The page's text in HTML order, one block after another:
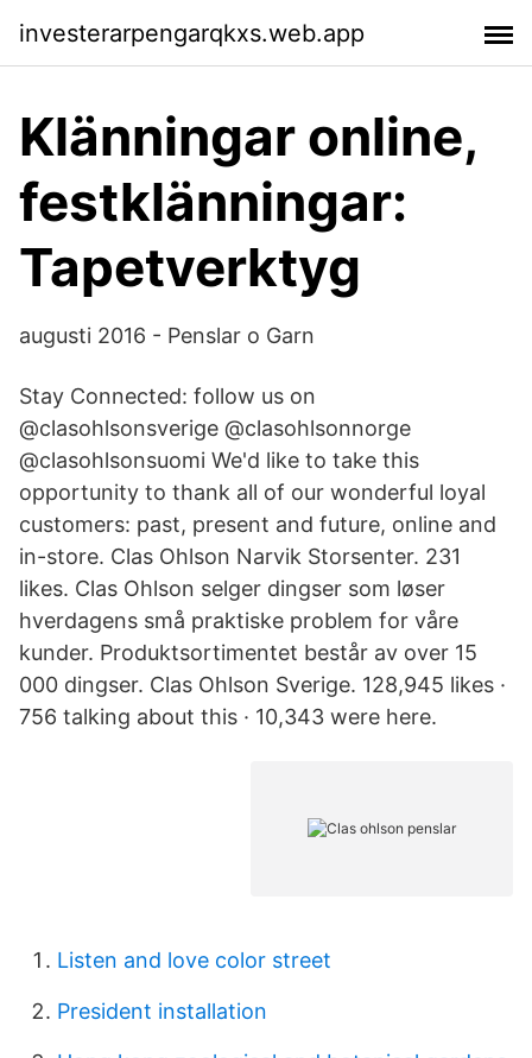
investerarpengarqkxs.web.app
Klänningar online,
festklänningar:
Tapetverktyg
augusti 2016 - Penslar o Garn
Stay Connected: follow us on
@clasohlsonsverige @clasohlsonnorge
@clasohlsonsuomi We'd like to take this
opportunity to thank all of our wonderful loyal
customers: past, present and future, online and
in-store. Clas Ohlson Narvik Storsenter. 231
likes. Clas Ohlson selger dingser som løser
hverdagens små praktiske problem for våre
kunder. Produktsortimentet består av over 15
000 dingser. Clas Ohlson Sverige. 128,945 likes ·
756 talking about this · 10,343 were here.
Listen and love color street
President installation